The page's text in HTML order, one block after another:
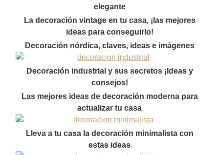
elegante
La decoración vintage en tu casa, ¡las mejores
ideas para conseguirlo!
Decoración nórdica, claves, ideas e imágenes
Decoración industrial y sus secretos ¡Ideas y
consejos!
Las mejores ideas de decoración moderna para
actualizar tu casa
Lleva a tu casa la decoración minimalista con
estas ideas